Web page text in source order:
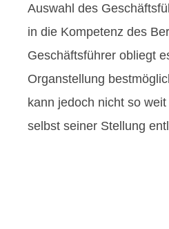
Auswahl des
in die Kompetenz des
Geschäftsführer obliegt
Organstellung
kann jedoch nicht so
selbst seiner Stellung